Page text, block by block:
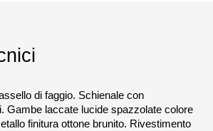
di faggio. Schienale con
Gambe laccate lucide spazzolate colore
finitura ottone brunito. Rivestimento